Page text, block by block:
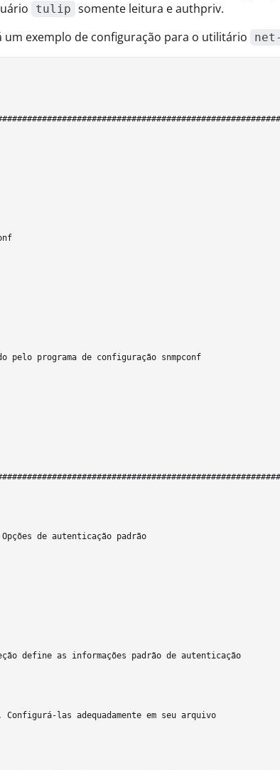
tulip somente leitura e authpriv.
um exemplo de configuração para o utilitário
pelo programa de configuração snmpconf
Opções de autenticação padrão
define as informações padrão de autenticação
Configurá-las adequadamente em seu arquivo